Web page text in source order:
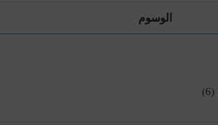
الوسوم
(6)